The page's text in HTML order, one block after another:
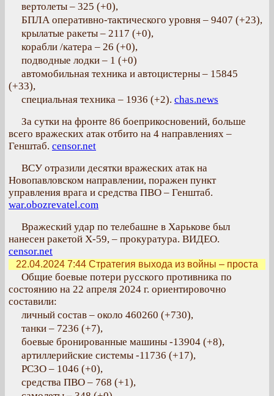
вертолеты – 325 (+0),
БПЛА оперативно-тактического уровня – 9407 (+23),
крылатые ракеты – 2117 (+0),
корабли /катера – 26 (+0),
подводные лодки – 1 (+0)
автомобильная техника и автоцистерны – 15845
(+33),
специальная техника – 1936 (+2). chas.news
За сутки на фронте 86 боеприкосновений, больше
всего вражеских атак отбито на 4 направлениях –
Генштаб. censor.net
ВСУ отразили десятки вражеских атак на
Новопавловском направлении, поражен пункт
управления врага и средства ПВО – Генштаб.
war.obozrevatel.com
Вражеский удар по телебашне в Харькове был
нанесен ракетой Х-59, – прокуратура. ВИДЕО.
censor.net
22.04.2024 7:44 Стратегия выхода из войны – проста
Общие боевые потери русского противника по
состоянию на 22 апреля 2024 г. ориентировочно
составили:
личный состав – около 460260 (+730),
танки – 7236 (+7),
боевые бронированные машины -13904 (+8),
артиллерийские системы -11736 (+17),
РСЗО – 1046 (+0),
средства ПВО – 768 (+1),